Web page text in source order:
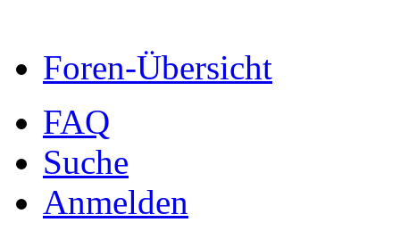
Foren-Übersicht
FAQ
Suche
Anmelden